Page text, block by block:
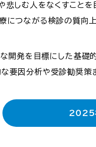
悲しむ人をなくすこと
につながる検診の質向
発を目標にした基礎
要因分析や受診勧奨策
2025